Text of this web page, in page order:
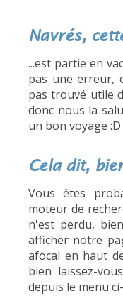
Navrés,
...est partie en
pas une erreur,
pas trouvé utile
donc nous la
un bon voyage :D
Cela dit,
Vous êtes
moteur de
n'est perdu,
afficher notre
afocal en haut
bien laissez-
depuis le menu